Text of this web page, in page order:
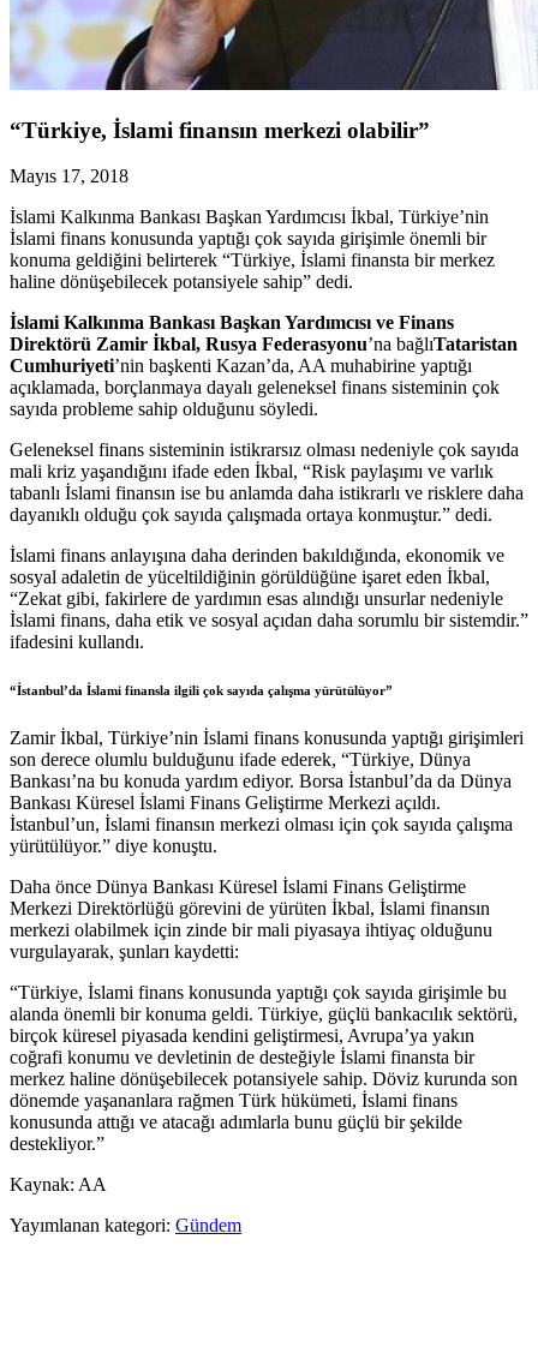
“Türkiye, İslami finansın merkezi olabilir”
Mayıs 17, 2018
İslami Kalkınma Bankası Başkan Yardımcısı İkbal, Türkiye’nin
İslami finans konusunda yaptığı çok sayıda girişimle önemli bir
konuma geldiğini belirterek “Türkiye, İslami finansta bir merkez
haline dönüşebilecek potansiyele sahip” dedi.
İslami Kalkınma Bankası Başkan Yardımcısı ve Finans
Direktörü Zamir İkbal, Rusya Federasyonu’na bağlıTataristan
Cumhuriyeti’nin başkenti Kazan’da, AA muhabirine yaptığı
açıklamada, borçlanmaya dayalı geleneksel finans sisteminin çok
sayıda probleme sahip olduğunu söyledi.
Geleneksel finans sisteminin istikrarsız olması nedeniyle çok sayıda
mali kriz yaşandığını ifade eden İkbal, “Risk paylaşımı ve varlık
tabanlı İslami finansın ise bu anlamda daha istikrarlı ve risklere daha
dayanıklı olduğu çok sayıda çalışmada ortaya konmuştur.” dedi.
İslami finans anlayışına daha derinden bakıldığında, ekonomik ve
sosyal adaletin de yüceltildiğinin görüldüğüne işaret eden İkbal,
“Zekat gibi, fakirlere de yardımın esas alındığı unsurlar nedeniyle
İslami finans, daha etik ve sosyal açıdan daha sorumlu bir sistemdir.”
ifadesini kullandı.
“İstanbul’da İslami finansla ilgili çok sayıda çalışma yürütülüyor”
Zamir İkbal, Türkiye’nin İslami finans konusunda yaptığı girişimleri
son derece olumlu bulduğunu ifade ederek, “Türkiye, Dünya
Bankası’na bu konuda yardım ediyor. Borsa İstanbul’da da Dünya
Bankası Küresel İslami Finans Geliştirme Merkezi açıldı.
İstanbul’un, İslami finansın merkezi olması için çok sayıda çalışma
yürütülüyor.” diye konuştu.
Daha önce Dünya Bankası Küresel İslami Finans Geliştirme
Merkezi Direktörlüğü görevini de yürüten İkbal, İslami finansın
merkezi olabilmek için zinde bir mali piyasaya ihtiyaç olduğunu
vurgulayarak, şunları kaydetti:
“Türkiye, İslami finans konusunda yaptığı çok sayıda girişimle bu
alanda önemli bir konuma geldi. Türkiye, güçlü bankacılık sektörü,
birçok küresel piyasada kendini geliştirmesi, Avrupa’ya yakın
coğrafi konumu ve devletinin de desteğiyle İslami finansta bir
merkez haline dönüşebilecek potansiyele sahip. Döviz kurunda son
dönemde yaşananlara rağmen Türk hükümeti, İslami finans
konusunda attığı ve atacağı adımlarla bunu güçlü bir şekilde
destekliyor.”
Kaynak: AA
Yayımlanan kategori: Gündem